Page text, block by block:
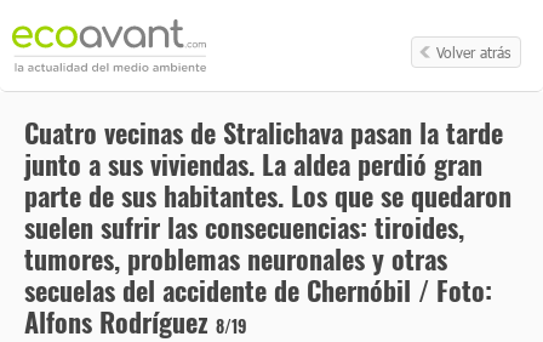
Volver atrás
Cuatro vecinas de Stralichava pasan la tarde
junto a sus viviendas. La aldea perdió gran
parte de sus habitantes. Los que se quedaron
suelen sufrir las consecuencias: tiroides,
tumores, problemas neuronales y otras
secuelas del accidente de Chernóbil / Foto:
Alfons Rodríguez 8/19